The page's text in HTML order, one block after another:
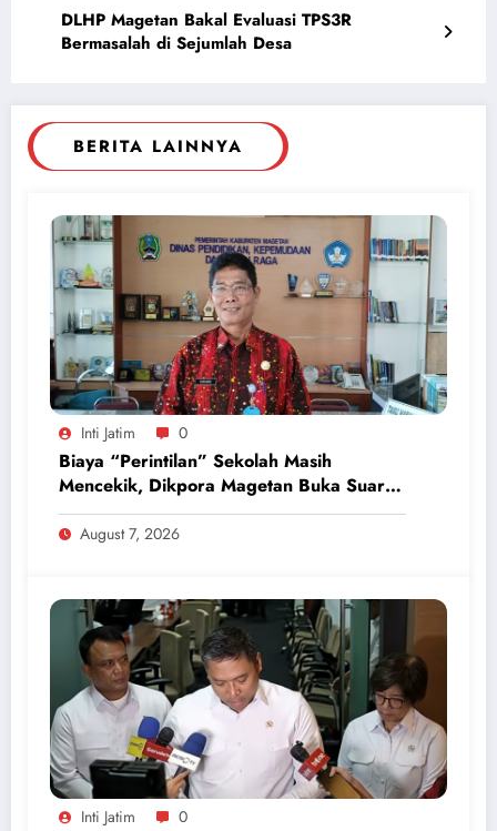
DLHP Magetan Bakal Evaluasi TPS3R
Bermasalah di Sejumlah Desa
BERITA LAINNYA
Inti Jatim 0
Biaya “Perintilan” Sekolah Masih
Mencekik, Dikpora Magetan Buka Suara
Soal Polemik Seragam dan Modul
August 7, 2026
Inti Jatim 0